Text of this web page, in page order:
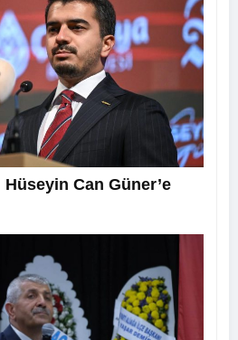
Can Güner’e